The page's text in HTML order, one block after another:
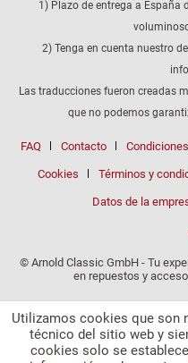
1) Plazo de entrega a España
2) Tenga en cuenta nuestro
Las traducciones fueron creadas
que no podemos
FAQ Contacto
Cookies Términos y
Datos de la
© Arnold Classic GmbH - Tu
en repuestos y
Utilizamos cookies que son
técnico del sitio web y
cookies solo se